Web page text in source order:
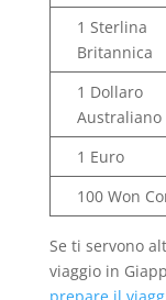
1 Sterlina
Britannica
1 Dollaro
Australiano
1 Euro
100 Won
Se ti servono
viaggio in